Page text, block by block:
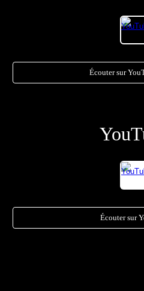
Écouter sur
Écouter sur